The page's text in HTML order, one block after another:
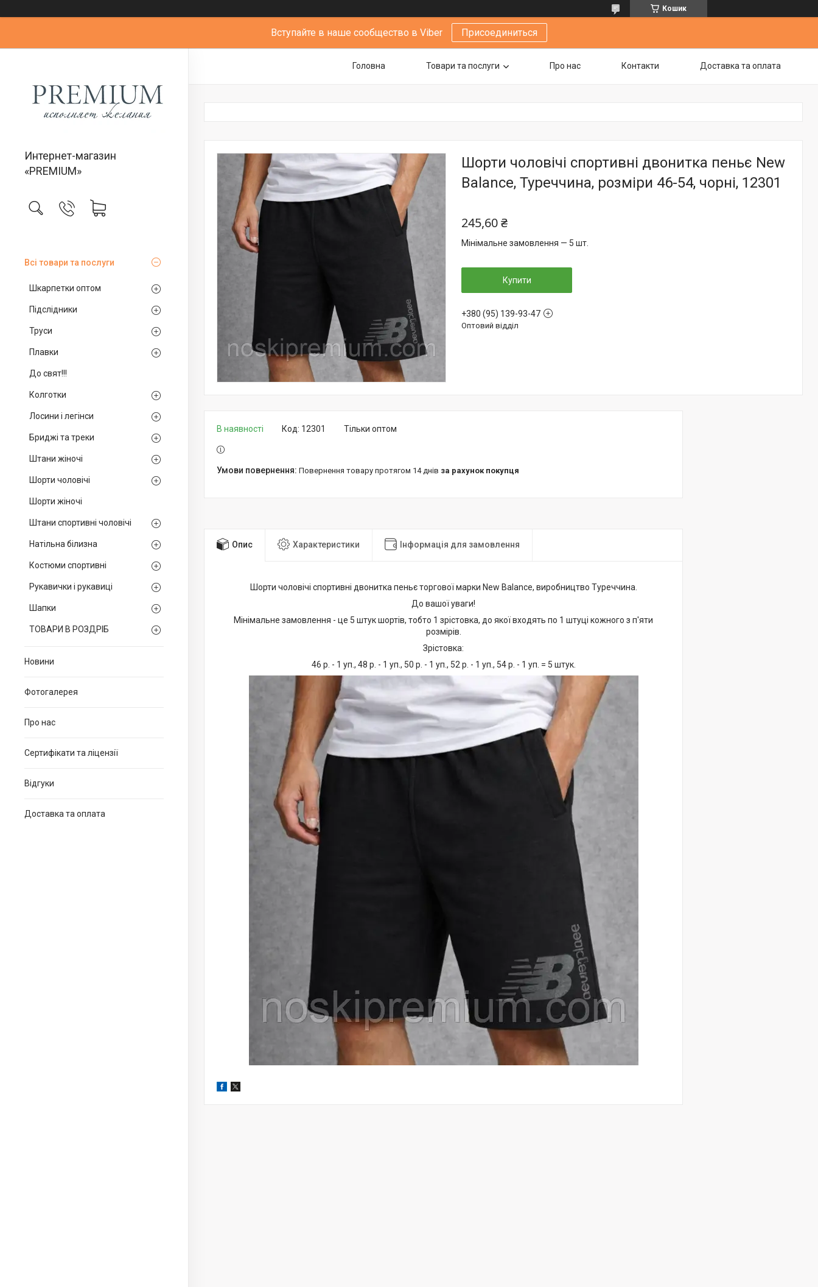
Кошик
Вступайте в наше сообщество в Viber Присоединиться
Интернет-магазин
«PREMIUM»
Всі товари та послуги
Шкарпетки оптом
Підслідники
Труси
Плавки
До свят!!!
Колготки
Лосини і легінси
Бриджі та треки
Штани жіночі
Шорти чоловічі
Шорти жіночі
Штани спортивні чоловічі
Натільна білизна
Костюми спортивні
Рукавички і рукавиці
Шапки
ТОВАРИ В РОЗДРІБ
Новини
Фотогалерея
Про нас
Сертифікати та ліцензії
Відгуки
Доставка та оплата
Головна Товари та послуги Про нас Контакти Доставка та оплата
Шорти чоловічі спортивні двонитка пеньє New
Balance, Туреччина, розміри 46-54, чорні, 12301
245,60 ₴
Мінімальне замовлення — 5 шт.
Купити
+380 (95) 139-93-47
Оптовий відділ
В наявності Тільки оптом
Код: 12301
повернення товару протягом 14 днів за рахунок покупця
Опис Характеристики Інформація для замовлення
Шорти чоловічі спортивні двонитка пеньє торгової марки New Balance, виробництво Туреччина.
До вашої уваги!
Мінімальне замовлення - це 5 штук шортів, тобто 1 зрістовка, до якої входять по 1 штуці кожного з п'яти
розмірів.
Зрістовка:
46 р. - 1 уп., 48 р. - 1 уп., 50 р. - 1 уп., 52 р. - 1 уп., 54 р. - 1 уп. = 5 штук.